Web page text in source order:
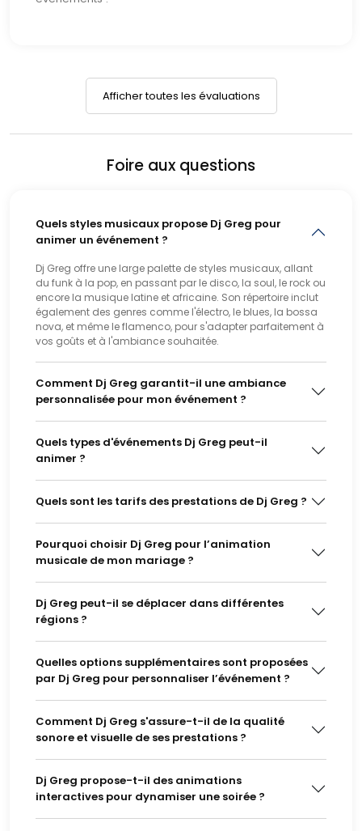
Afficher toutes les évaluations
Foire aux questions
Quels styles musicaux propose Dj Greg pour
animer un événement ?
Dj Greg offre une large palette de styles musicaux, allant
du funk à la pop, en passant par le disco, la soul, le rock ou
encore la musique latine et africaine. Son répertoire inclut
également des genres comme l'électro, le blues, la bossa
nova, et même le flamenco, pour s'adapter parfaitement à
vos goûts et à l'ambiance souhaitée.
Comment Dj Greg garantit-il une ambiance
personnalisée pour mon événement ?
Quels types d'événements Dj Greg peut-il
animer ?
Quels sont les tarifs des prestations de Dj Greg ?
Pourquoi choisir Dj Greg pour l’animation
musicale de mon mariage ?
Dj Greg peut-il se déplacer dans différentes
régions ?
Quelles options supplémentaires sont proposées
par Dj Greg pour personnaliser l’événement ?
Comment Dj Greg s'assure-t-il de la qualité
sonore et visuelle de ses prestations ?
Dj Greg propose-t-il des animations
interactives pour dynamiser une soirée ?